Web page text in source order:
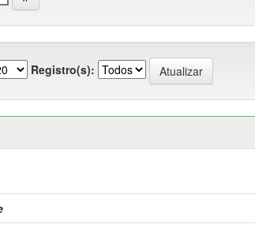
Registro(s):